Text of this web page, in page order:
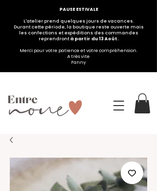
PAUSE ESTIVALE
L'atelier prend quelques jours de vacances.
Durant cette période, la boutique reste ouverte mais
les confections et expéditions des commandes
reprendrontà partir du 13 Août.
Merci pour votre patience et votre compréhension.
A très vite
Fanny